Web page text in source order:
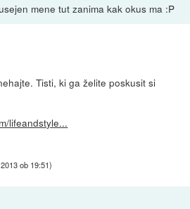
mene tut zanima kak okus ma :P
Tisti, ki ga želite poskusit si
lifeandstyle...
ob 19:51)